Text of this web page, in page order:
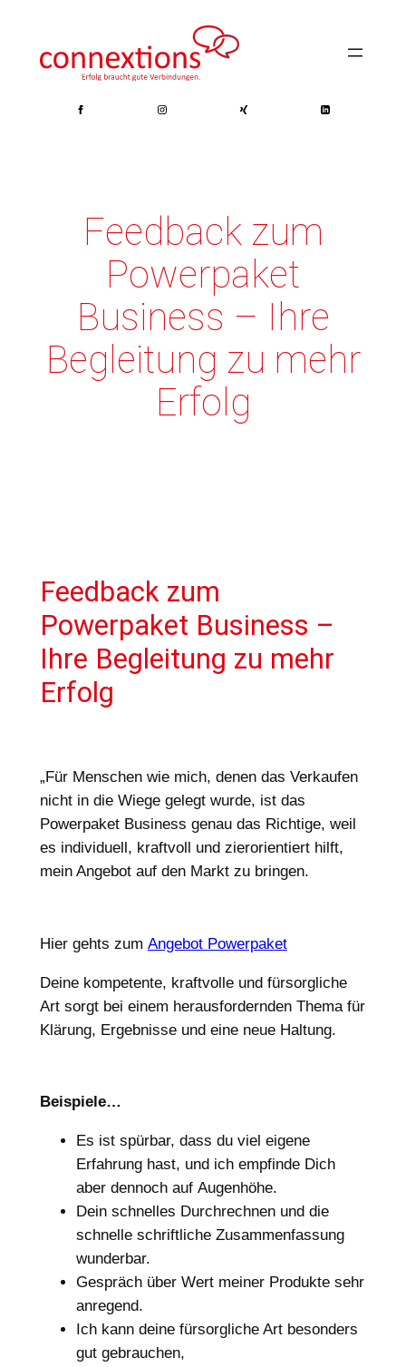
springen
Feedback zum
Powerpaket
Business – Ihre
Begleitung zu mehr
Erfolg
Feedback zum
Powerpaket Business –
Ihre Begleitung zu mehr
Erfolg
„Für Menschen wie mich, denen das Verkaufen
nicht in die Wiege gelegt wurde, ist das
Powerpaket Business genau das Richtige, weil
es individuell, kraftvoll und zierorientiert hilft,
mein Angebot auf den Markt zu bringen.
Hier gehts zum Angebot Powerpaket
Deine kompetente, kraftvolle und fürsorgliche
Art sorgt bei einem herausfordernden Thema für
Klärung, Ergebnisse und eine neue Haltung.
Beispiele…
Es ist spürbar, dass du viel eigene
Erfahrung hast, und ich empfinde Dich
aber dennoch auf Augenhöhe.
Dein schnelles Durchrechnen und die
schnelle schriftliche Zusammenfassung
wunderbar.
Gespräch über Wert meiner Produkte sehr
anregend.
Ich kann deine fürsorgliche Art besonders
gut gebrauchen,